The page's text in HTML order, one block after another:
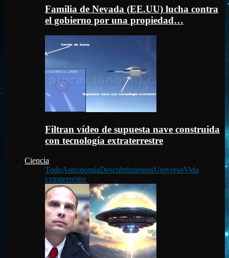
Familia de Nevada (EE.UU) lucha contra
el gobierno por una propiedad…
Filtran vídeo de supuesta nave construida
con tecnología extraterrestre
Ciencia
TodoAstronomíaDescubrimientosUniversoVida
extraterrestre